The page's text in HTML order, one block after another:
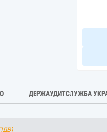
ДЕРЖАУДИТСЛУЖБА